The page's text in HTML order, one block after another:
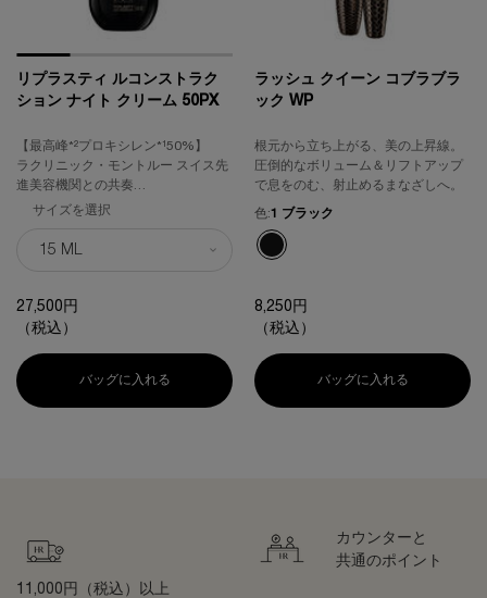
リプラスティ ルコンストラク
ション ナイト クリーム 50PX
【最高峰*²プロキシレン*¹50%】
ラクリニック・モントルー スイス先
進美容機関との共奏
プロキシレン*¹とバンデージメソッ
みなぎるハリ感、自信に満ちた立体
サイズを選択
27,500円
（税込）
バッグに入れる リプラスティ ルコンストラクション ナイト クリーム
ラッシュ クイーン コブラブラ
ック WP
根元から立ち上がる、美の上昇線。
圧倒的なボリューム＆リフトアップ
で息をのむ、射止めるまなざしへ。
色:1 ブラック
利用可能な1色
選択済み
1 ブラック のカラー ラッシュ クイー
8,250円
（税込）
バッグに入れる ラッシュ ク
11,000円（税込）以上
カウンターと
共通のポイント